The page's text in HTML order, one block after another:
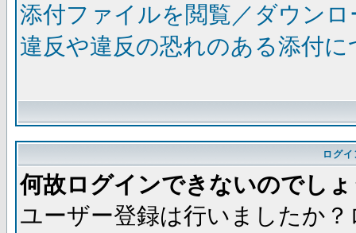
添付ファイルを閲覧／ダウン
違反や違反の恐れのある添付
ログ
何故ログインできないのでし
ユーザー登録は行いましたか